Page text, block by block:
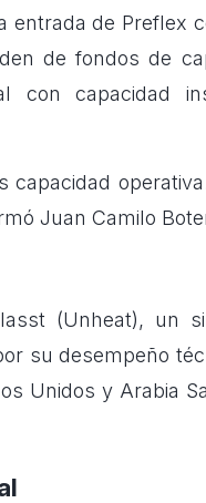
entrada de Preflex
de fondos de
con capacidad
capacidad
Juan Camilo
(Unheat), un
su desempeño
Unidos y Arabia